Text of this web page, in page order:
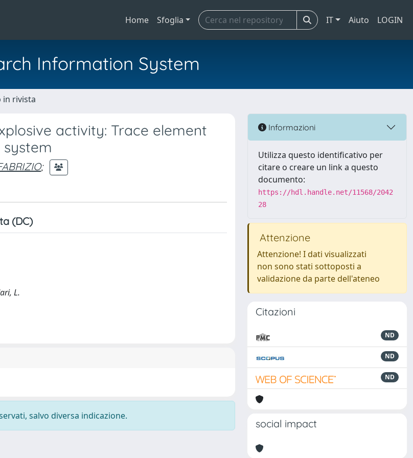
Home Sfoglia IT Aiuto LOGIN
Information System
in rivista
activity: Trace element
;
(DC)
L.
salvo diversa indicazione.
Informazioni
Utilizza questo identificativo per
citare o creare un link a questo
documento:
https://hdl.handle.net/11568/2042
28
Attenzione
Attenzione! I dati visualizzati
non sono stati sottoposti a
validazione da parte dell'ateneo
Citazioni
ND
ND
ND
social impact